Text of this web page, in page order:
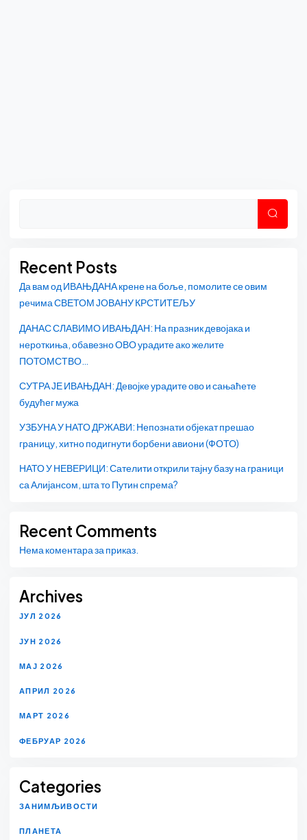
Recent Posts
Да вам од ИВАЊДАНА крене на боље, помолите се овим
речима СВЕТОМ ЈОВАНУ КРСТИТЕЉУ
ДАНАС СЛАВИМО ИВАЊДАН: На празник девојака и
нероткиња, обавезно ОВО урадите ако желите
ПОТОМСТВО…
СУТРА ЈЕ ИВАЊДАН: Девојке урадите ово и сањаћете
будућег мужа
УЗБУНА У НАТО ДРЖАВИ: Непознати објекат прешао
границу, хитно подигнути борбени авиони (ФОТО)
НАТО У НЕВЕРИЦИ: Сателити открили тајну базу на граници
са Алијансом, шта то Путин спрема?
Recent Comments
Нема коментара за приказ.
Archives
ЈУЛ 2026
ЈУН 2026
МАЈ 2026
АПРИЛ 2026
МАРТ 2026
ФЕБРУАР 2026
Categories
ЗАНИМЉИВОСТИ
ПЛАНЕТА